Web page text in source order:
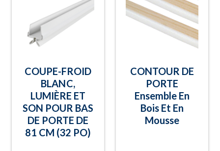
COUPE-FROID
BLANC,
LUMIÈRE ET
SON POUR BAS
DE PORTE DE
81 CM (32 PO)
CONTOUR DE
PORTE
Ensemble En
Bois Et En
Mousse